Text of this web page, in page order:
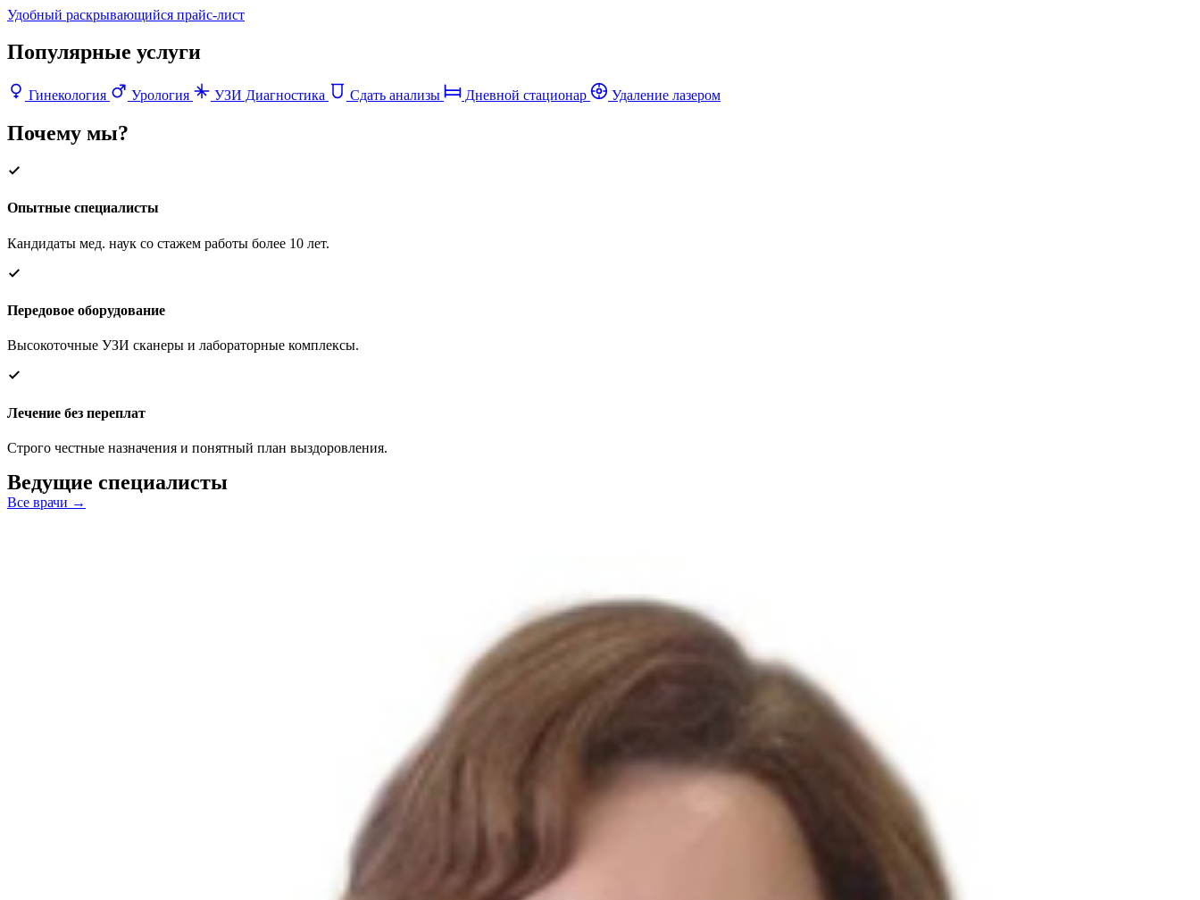
Удобный раскрывающийся прайс-лист
Популярные услуги
Гинекология Урология УЗИ Диагностика Сдать анализы Дневной стационар Удаление лазером
Почему мы?
Опытные специалисты
Кандидаты мед. наук со стажем работы более 10 лет.
Передовое оборудование
Высокоточные УЗИ сканеры и лабораторные комплексы.
Лечение без переплат
Строго честные назначения и понятный план выздоровления.
Ведущие специалисты
Все врачи →